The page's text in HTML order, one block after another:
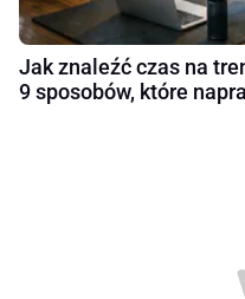
Jak znaleźć czas na
9 sposobów, które